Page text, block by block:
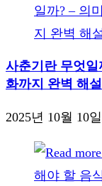
사춘기란 무엇일
화까지 완벽 해설
2025년 10월 10일